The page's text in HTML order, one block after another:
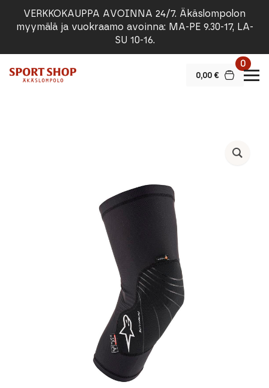
VERKKOKAUPPA AVOINNA 24/7. Äkäslompolon
myymälä ja vuokraamo avoinna: MA-PE 9.30-17, LA-
SU 10-16.
0,00 €
0